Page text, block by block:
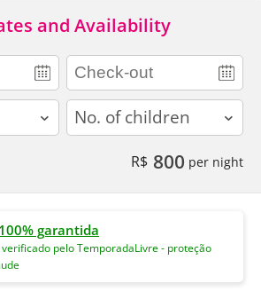
and Availability
children
R$ 800 per night
garantida
pelo TemporadaLivre - proteção